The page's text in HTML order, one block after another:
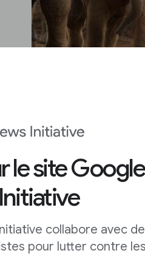
le site Google
collabore avec
pour lutter contre les